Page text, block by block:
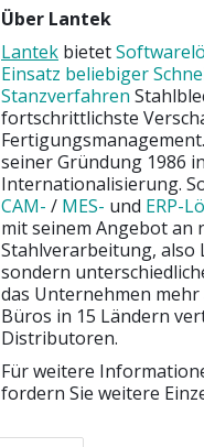
Über Lantek
Lantek bietet
Einsatz beliebiger
Stanzverfahren
fortschrittlichste
seiner Gründung 1986
Internationalisierung.
CAM- / MES- und ERP-
mit seinem Angebot an
Stahlverarbeitung, also
sondern
das Unternehmen mehr
Büros in 15 Ländern
Distributoren.
Für weitere
fordern Sie weitere